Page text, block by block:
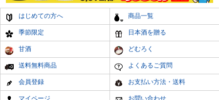
はじめての方へ 商品一覧
季節限定 日本酒を贈る
甘酒 どむろく
送料無料商品 よくあるご質問
会員登録 お支払い方法・送料
マイページ お問い合わせ